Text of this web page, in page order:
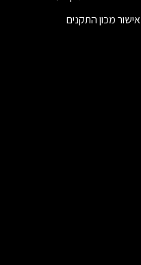
אישור מכון התקנים